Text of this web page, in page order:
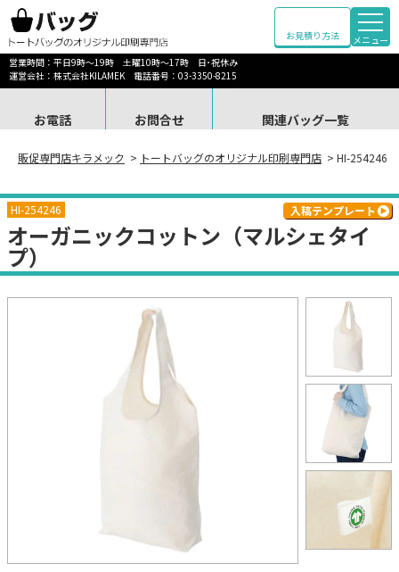
お見積り方法
メニュー
営業時間：平日9時～19時 土曜10時～17時 日･祝休み
運営会社：株式会社KILAMEK 電話番号：03-3350-8215
お電話 お問合せ 関連バッグ一覧
販促専門店キラメック > トートバッグのオリジナル印刷専門店 > HI-254246
HI-254246
オーガニックコットン（マルシェタイ
プ）
入稿テンプレート